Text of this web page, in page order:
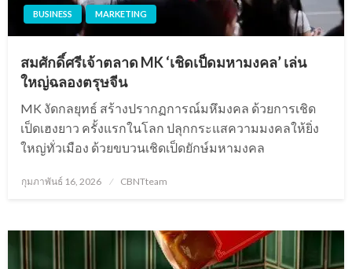
BUSINESS MARKETING
สมศักดิ์ศรีเจ้าตลาด MK ‘เชิดเป็ดมหามงคล’ เล่น
ใหญ่ฉลองตรุษจีน
MK งัดกลยุทธ์ สร้างปรากฏการณ์มหึมงคล ด้วยการเชิด
เป็ดเฮงยาว ครั้งแรกในโลก ปลุกกระแสความมงคลให้ยิ่ง
ใหญ่ทั่วเมือง ด้วยขบวนเชิดเป็ดยักษ์มหามงคล
Posted
กุมภาพันธ์ 16, 2026 CBNTteam